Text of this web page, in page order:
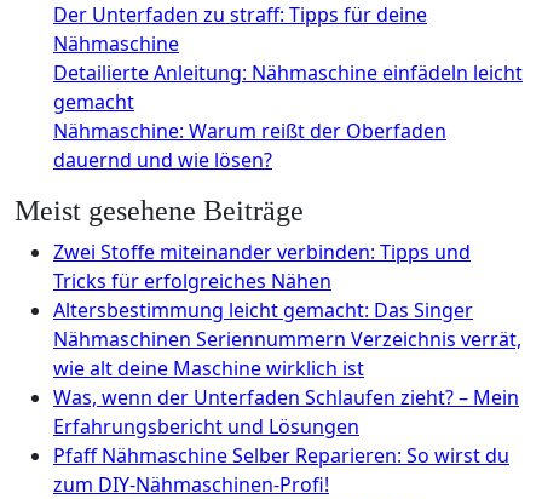
Der Unterfaden zu straff: Tipps für deine
Nähmaschine
Detailierte Anleitung: Nähmaschine einfädeln leicht
gemacht
Nähmaschine: Warum reißt der Oberfaden
dauernd und wie lösen?
Meist gesehene Beiträge
Zwei Stoffe miteinander verbinden: Tipps und
Tricks für erfolgreiches Nähen
Altersbestimmung leicht gemacht: Das Singer
Nähmaschinen Seriennummern Verzeichnis verrät,
wie alt deine Maschine wirklich ist
Was, wenn der Unterfaden Schlaufen zieht? – Mein
Erfahrungsbericht und Lösungen
Pfaff Nähmaschine Selber Reparieren: So wirst du
zum DIY-Nähmaschinen-Profi!